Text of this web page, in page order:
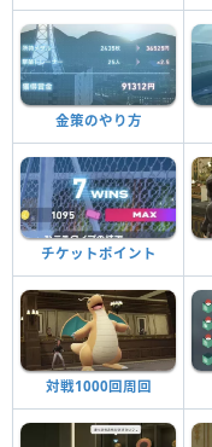
金策のやり方
チケットポイント
対戦1000回周回